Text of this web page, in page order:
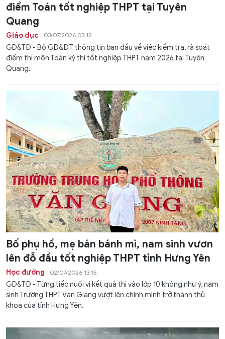
điểm Toán tốt nghiệp THPT tại Tuyên
Quang
Giáo dục 03/07/2026 03:12
GD&TĐ - Bộ GD&ĐT thông tin ban đầu về việc kiểm tra, rà soát
điểm thi môn Toán kỳ thi tốt nghiệp THPT năm 2026 tại Tuyên
Quang.
Bố phụ hồ, mẹ bán bánh mì, nam sinh vươn
lên đỗ đầu tốt nghiệp THPT tỉnh Hưng Yên
Học đường 02/07/2026 13:15
GD&TĐ - Từng tiếc nuối vì kết quả thi vào lớp 10 không như ý, nam
sinh Trường THPT Văn Giang vượt lên chính mình trở thành thủ
khoa của tỉnh Hưng Yên.